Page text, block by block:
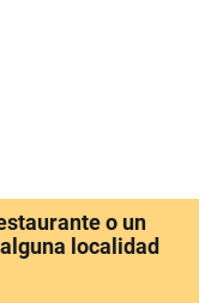
o un
localidad